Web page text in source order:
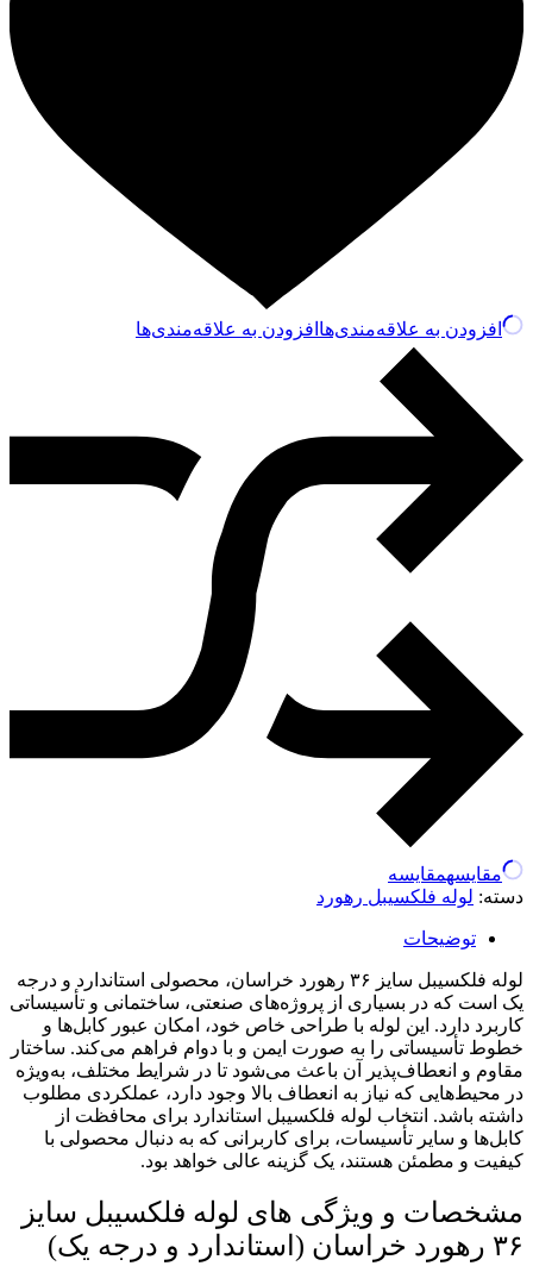
افزودن به علاقه‌مندی‌ها افزودن به علاقه‌مندی‌ها
مقایسهمقایسه
دسته: لوله فلکسیبل رهورد
توضیحات
لوله فلکسیبل سایز ۳۶ رهورد خراسان، محصولی استاندارد و درجه
یک است که در بسیاری از پروژه‌های صنعتی، ساختمانی و تأسیساتی
کاربرد دارد. این لوله با طراحی خاص خود، امکان عبور کابل‌ها و
خطوط تأسیساتی را به صورت ایمن و با دوام فراهم می‌کند. ساختار
مقاوم و انعطاف‌پذیر آن باعث می‌شود تا در شرایط مختلف، به‌ویژه
در محیط‌هایی که نیاز به انعطاف بالا وجود دارد، عملکردی مطلوب
داشته باشد. انتخاب لوله فلکسیبل استاندارد برای محافظت از
کابل‌ها و سایر تأسیسات، برای کاربرانی که به دنبال محصولی با
کیفیت و مطمئن هستند، یک گزینه عالی خواهد بود.
مشخصات و ویژگی های لوله فلکسیبل سایز
۳۶ رهورد خراسان (استاندارد و درجه یک)